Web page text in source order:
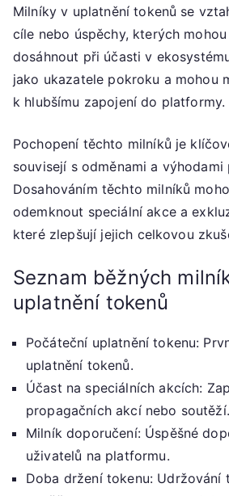
Milníky v uplatnění tokenů se
cíle nebo úspěchy, kterých
dosáhnout při účasti v
jako ukazatele pokroku a mohou
k hlubšímu zapojení do platformy.
Pochopení těchto milníků je
souvisejí s odměnami a výhodami
Dosahováním těchto milníků
odemknout speciální akce a
které zlepšují jejich celkovou
Seznam běžných
uplatnění tokenů
Počáteční uplatnění tokenu:
uplatnění tokenů.
Účast na speciálních akcích:
propagačních akcí nebo soutěží.
Milník doporučení: Úspěšné
uživatelů na platformu.
Doba držení tokenu: Udržování